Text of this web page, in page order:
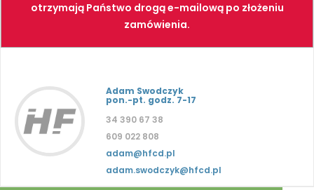
otrzymają Państwo drogą e-mailową po złożeniu
zamówienia.
Adam Swodczyk
pon.-pt. godz. 7-17
34 390 67 38
609 022 808
adam@hfcd.pl
adam.swodczyk@hfcd.pl